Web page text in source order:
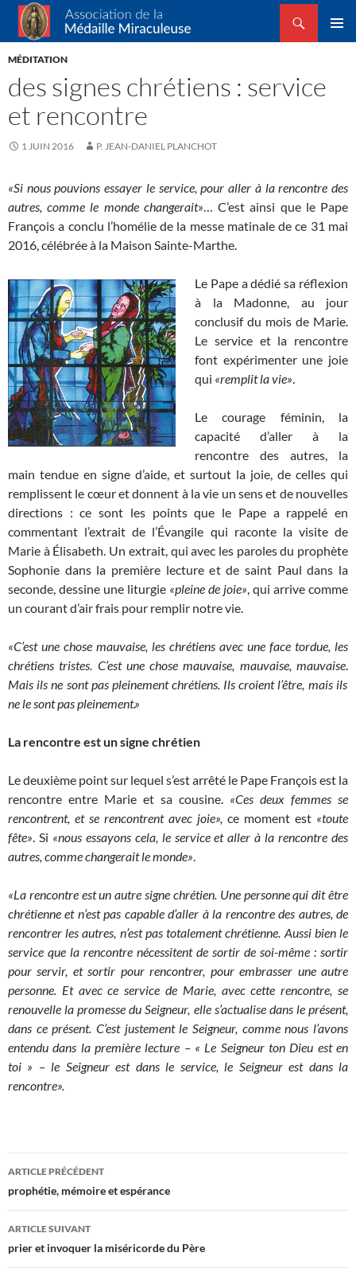
Association de la Médaille Miraculeuse
Recherche
ALLER
AU
MÉDITATION
des signes chrétiens : service
et rencontre
1 JUIN 2016 P. JEAN-DANIEL PLANCHOT
«Si nous pouvions essayer le service, pour aller à la rencontre des
autres, comme le monde changerait»… C’est ainsi que le Pape
François a conclu l’homélie de la messe matinale de ce 31 mai
2016, célébrée à la Maison Sainte-Marthe.
Le Pape a dédié sa réflexion
à la Madonne, au jour
conclusif du mois de Marie.
Le service et la rencontre
font expérimenter une joie
qui «remplit la vie».
Le courage féminin, la
capacité d’aller à la
rencontre des autres, la
main tendue en signe d’aide, et surtout la joie, de celles qui
remplissent le cœur et donnent à la vie un sens et de nouvelles
directions : ce sont les points que le Pape a rappelé en
commentant l’extrait de l’Évangile qui raconte la visite de
Marie à Élisabeth. Un extrait, qui avec les paroles du prophète
Sophonie dans la première lecture et de saint Paul dans la
seconde, dessine une liturgie «pleine de joie», qui arrive comme
un courant d’air frais pour remplir notre vie.
«C’est une chose mauvaise, les chrétiens avec une face tordue, les
chrétiens tristes. C’est une chose mauvaise, mauvaise, mauvaise.
Mais ils ne sont pas pleinement chrétiens. Ils croient l’être, mais ils
ne le sont pas pleinement.»
La rencontre est un signe chrétien
Le deuxième point sur lequel s’est arrêté le Pape François est la
rencontre entre Marie et sa cousine. «Ces deux femmes se
rencontrent, et se rencontrent avec joie», ce moment est «toute
fête». Si «nous essayons cela, le service et aller à la rencontre des
autres, comme changerait le monde».
«La rencontre est un autre signe chrétien. Une personne qui dit être
chrétienne et n’est pas capable d’aller à la rencontre des autres, de
rencontrer les autres, n’est pas totalement chrétienne. Aussi bien le
service que la rencontre nécessitent de sortir de soi-même : sortir
pour servir, et sortir pour rencontrer, pour embrasser une autre
personne. Et avec ce service de Marie, avec cette rencontre, se
renouvelle la promesse du Seigneur, elle s’actualise dans le présent,
dans ce présent. C’est justement le Seigneur, comme nous l’avons
entendu dans la première lecture – « Le Seigneur ton Dieu est en
toi » – le Seigneur est dans le service, le Seigneur est dans la
rencontre».
Navigation
des
articles
ARTICLE PRÉCÉDENT
prophétie, mémoire et espérance
ARTICLE SUIVANT
prier et invoquer la miséricorde du Père